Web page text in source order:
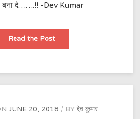
बना दे…….!! -Dev Kumar
Read the Postचल
तू
JUNE 20, 2018 BY देव कुमार